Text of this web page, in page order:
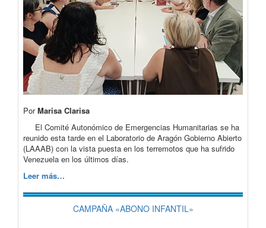
PorMarisa Clarisa
El Comité Autonómico de Emergencias Humanitarias se ha
reunido esta tarde en el Laboratorio de Aragón Gobierno Abierto
(LAAAB) con la vista puesta en los terremotos que ha sufrido
Venezuela en los últimos días.
Leer más…
CAMPAÑA «ABONO INFANTIL»